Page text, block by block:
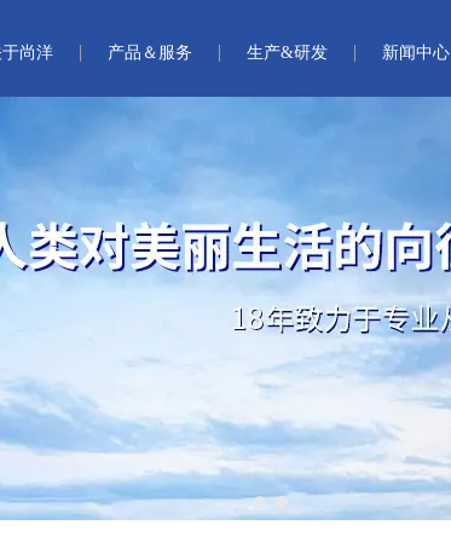
尚洋 产品＆服务 生产&研发 新闻中心
1